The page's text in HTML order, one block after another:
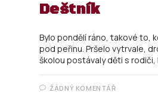
Deštník
Bylo pondělí ráno, takové to,
pod peřinu. Pršelo vytrvale,
školou postávaly děti s
ŽÁDNÝ KOMENTÁŘ